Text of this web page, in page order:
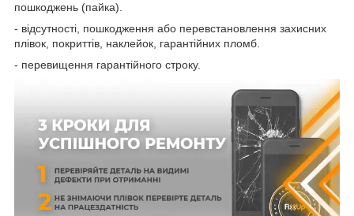
пошкоджень (пайка).
- відсутності, пошкодження або перевстановлення захисних
плівок, покриттів, наклейок, гарантійних пломб.
- перевищення гарантійного строку.